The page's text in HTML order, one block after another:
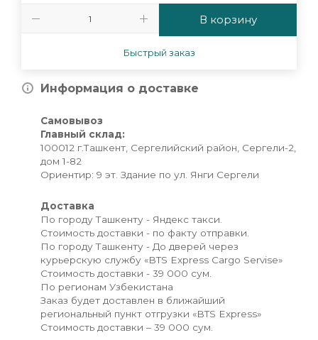
В корзину
Быстрый заказ
Информация о доставке
Самовывоз
Главный склад:
100012 г.Ташкент, Сергелийский район, Сергели-2,
дом 1-82
Ориентир: 9 эт. Здание по ул. Янги Сергели
Доставка
По городу Ташкенту - Яндекс такси.
Стоимость доставки - по факту отправки.
По городу Ташкенту - До дверей через
курьерскую службу «BTS Express Cargo Servise»
Стоимость доставки - 39 000 сум.
По регионам Узбекистана
Заказ будет доставлен в ближайший
региональный пункт отгрузки «BTS Express»
Стоимость доставки – 39 000 сум.